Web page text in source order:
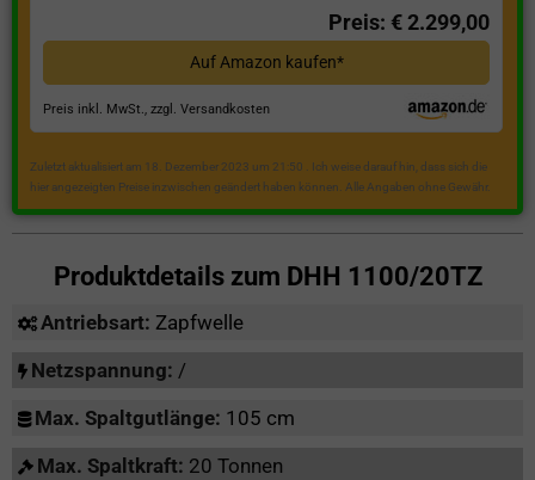
Preis: € 2.299,00
Auf Amazon kaufen*
Preis inkl. MwSt., zzgl. Versandkosten
Zuletzt aktualisiert am 18. Dezember 2023 um 21:50 . Ich weise darauf hin, dass sich die
hier angezeigten Preise inzwischen geändert haben können. Alle Angaben ohne Gewähr.
Produktdetails zum DHH 1100/20TZ
Antriebsart: Zapfwelle
Netzspannung: /
Max. Spaltgutlänge: 105 cm
Max. Spaltkraft: 20 Tonnen